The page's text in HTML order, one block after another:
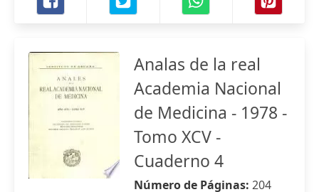
Analas de la real
Academia Nacional
de Medicina - 1978 -
Tomo XCV -
Cuaderno 4
Número de Páginas: 204